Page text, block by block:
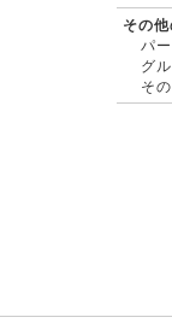
その
パ
グ
そ